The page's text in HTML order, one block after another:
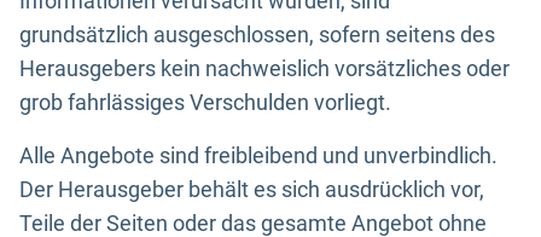
grundsätzlich ausgeschlossen, sofern seitens des
Herausgebers kein nachweislich vorsätzliches oder
grob fahrlässiges Verschulden vorliegt.
Alle Angebote sind freibleibend und unverbindlich.
Der Herausgeber behält es sich ausdrücklich vor,
Teile der Seiten oder das gesamte Angebot ohne